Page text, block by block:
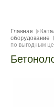
Главная
оборудование
по выгодным